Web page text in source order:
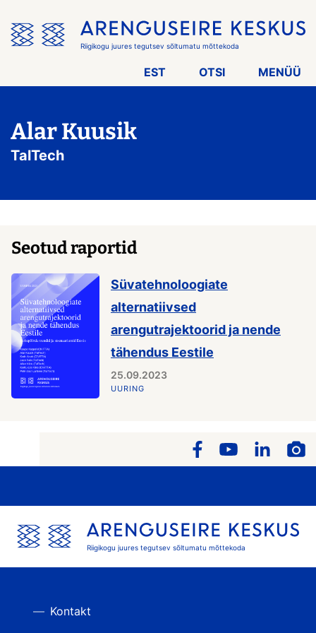
menüü
vahele
Riigikogu juures tegutsev sõltumatu mõttekoda
EST OTSI MENÜÜ
Alar Kuusik
TalTech
Seotud raportid
Süvatehnoloogiate
alternatiivsed
arengutrajektoorid ja nende
tähendus Eestile
25.09.2023
UURING
Riigikogu juures tegutsev sõltumatu mõttekoda
Kontakt